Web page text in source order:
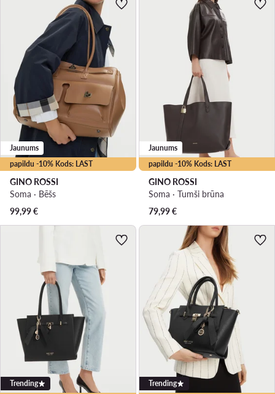
papildu -10% Kods: LAST
Jaunums
GINO ROSSI
Soma · Bēšs
99,99€
papildu -10% Kods: LAST
Jaunums
GINO ROSSI
Soma · Tumši brūna
79,99€
Trending Trending